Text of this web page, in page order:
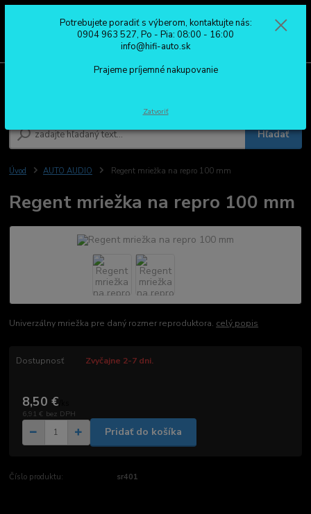
Hľadať
0904 963 527
Po - Pia: 08:00 - 16:00
Úvod AUTO AUDIO Regent mriežka na repro 100 mm
Regent mriežka na repro 100 mm
Univerzálny mriežka pre daný rozmer reproduktora. celý popis
Dostupnosť Zvyčajne 2-7 dni.
8,50 €
6,91 € bez DPH
Pridať do košíka
Číslo produktu: sr401
Potrebujete poradiť s výberom, kontaktujte nás:
0904 963 527, Po - Pia: 08:00 - 16:00
info@hifi-auto.sk
Prajeme príjemné nakupovanie
Zatvoriť